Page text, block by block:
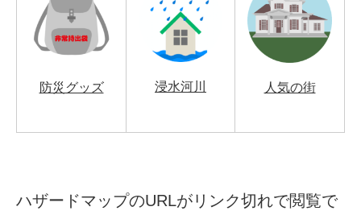
防災グッズ 浸水河川 人気の街
ハザードマップのURLがリンク切れで閲覧で